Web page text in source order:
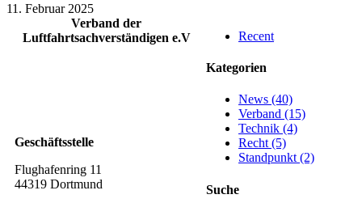
11. Februar 2025
Recent
Kategorien
News (40)
Verband (15)
Technik (4)
Recht (5)
Standpunkt (2)
Suche
Verband der
Luftfahrtsachverständigen e.V
Geschäftsstelle
Flughafenring 11
44319 Dortmund